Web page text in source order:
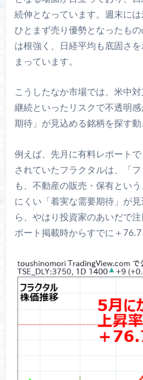
続伸となっています。週末に
ひとまず売り優勢となったも
は根強く、日経平均も底固さ
まっています。
こうしたなか市場では、米中
継続といったリスクで不透明
期待」が見込める銘柄を探す動
例えば、先月に有料レポート
されていたフラクタルは、「
も、不動産の販売・保有とい
にくい「着実な需要期待」が
ら、やはり投資家のあいだで
ポート掲載時からすでに＋76.7